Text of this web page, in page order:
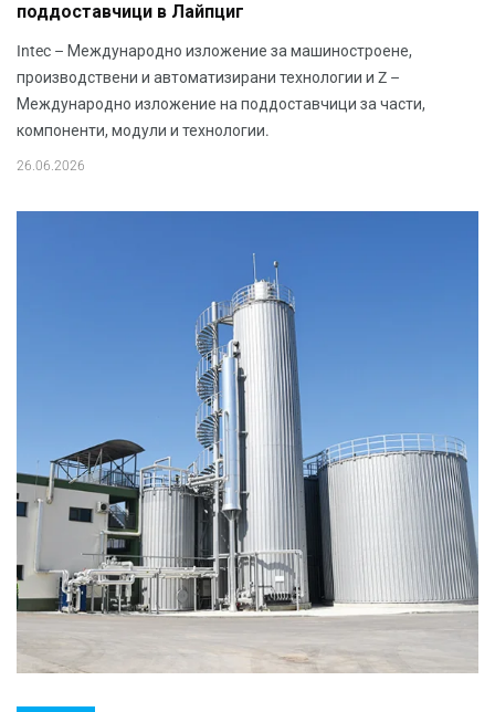
поддоставчици в Лайпциг
Intec – Международно изложение за машиностроене,
производствени и автоматизирани технологии и Z –
Международно изложение на поддоставчици за части,
компоненти, модули и технологии.
26.06.2026